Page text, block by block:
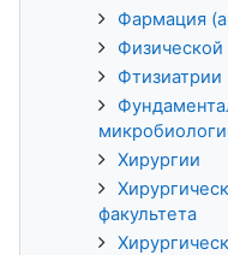
Фармация
Физической
Фтизиатрии
Хирургии
факультета